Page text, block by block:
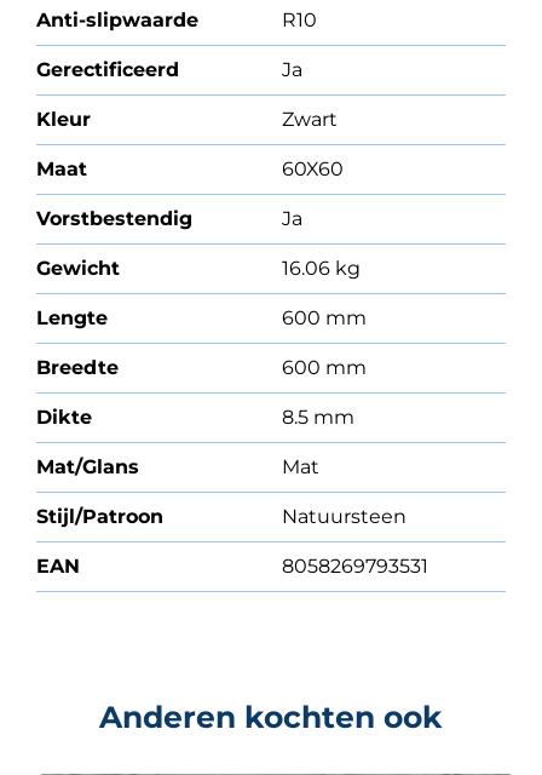
Anti-slipwaarde R10
Gerectificeerd Ja
Kleur Zwart
Maat 60X60
Vorstbestendig Ja
Gewicht 16.06 kg
Lengte 600 mm
Breedte 600 mm
Dikte 8.5 mm
Mat/Glans Mat
Stijl/Patroon Natuursteen
EAN 8058269793531
Anderen kochten ook